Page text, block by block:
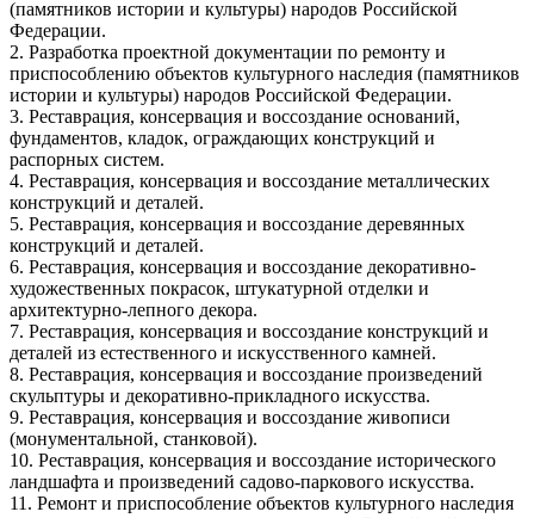
(памятников истории и культуры) народов Российской
Федерации.
2. Разработка проектной документации по ремонту и
приспособлению объектов культурного наследия (памятников
истории и культуры) народов Российской Федерации.
3. Реставрация, консервация и воссоздание оснований,
фундаментов, кладок, ограждающих конструкций и
распорных систем.
4. Реставрация, консервация и воссоздание металлических
конструкций и деталей.
5. Реставрация, консервация и воссоздание деревянных
конструкций и деталей.
6. Реставрация, консервация и воссоздание декоративно-
художественных покрасок, штукатурной отделки и
архитектурно-лепного декора.
7. Реставрация, консервация и воссоздание конструкций и
деталей из естественного и искусственного камней.
8. Реставрация, консервация и воссоздание произведений
скульптуры и декоративно-прикладного искусства.
9. Реставрация, консервация и воссоздание живописи
(монументальной, станковой).
10. Реставрация, консервация и воссоздание исторического
ландшафта и произведений садово-паркового искусства.
11. Ремонт и приспособление объектов культурного наследия